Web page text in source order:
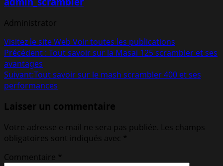
Administrator
Visitez le site Web Voir toutes les publications
Navigation
d’article
Précédent : Tout savoir sur la Masai 125 scrambler et ses
avantages
Suivant:Tout savoir sur le mash scrambler 400 et ses
performances
Laisser un commentaire
Votre adresse e-mail ne sera pas publiée. Les champs
obligatoires sont indiqués avec *
Commentaire *